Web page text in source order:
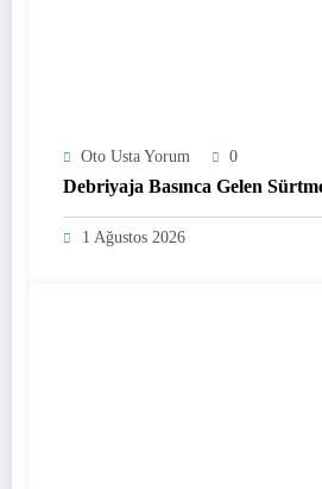
Oto Usta Yorum 0
Debriyaja Basınca Gelen
1 Ağustos 2026